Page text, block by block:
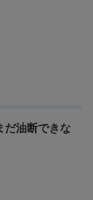
だ油断できな